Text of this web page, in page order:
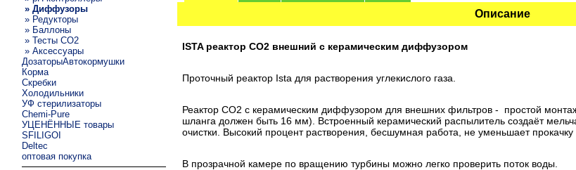
» Диффузоры
» Редукторы
» Баллоны
» Тесты CO2
» Аксессуары
ДозаторыАвтокормушки
Корма
Скребки
Холодильники
УФ стерилизаторы
Chemi-Pure
УЦЕНЁННЫЕ товары
SFILIGOI
Deltec
оптовая покупка
Описание
ISTA реактор СО2 внешний с керамическим диффузором
Проточный реактор Ista для растворения углекислого газа.
Реактор СО2 с керамическим диффузором для внешних фильтров - простой
шланга должен быть 16 мм). Встроенный керамический распылитель создаёт
очистки. Высокий процент растворения, бесшумная работа, не уменьшает
В прозрачной камере по вращению турбины можно легко проверить поток воды.